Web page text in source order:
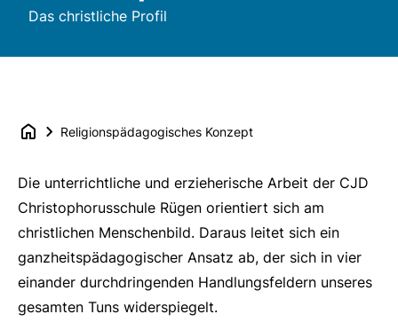
Das christliche Profil
Religionspädagogisches Konzept
Die unterrichtliche und erzieherische Arbeit der CJD
Christophorusschule Rügen orientiert sich am
christlichen Menschenbild. Daraus leitet sich ein
ganzheitspädagogischer Ansatz ab, der sich in vier
einander durchdringenden Handlungsfeldern unseres
gesamten Tuns widerspiegelt.